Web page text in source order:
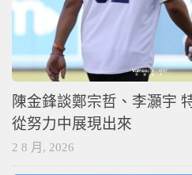
陳金鋒談鄭宗哲、李灝宇
從努力中展現出來
2 8 月, 2026